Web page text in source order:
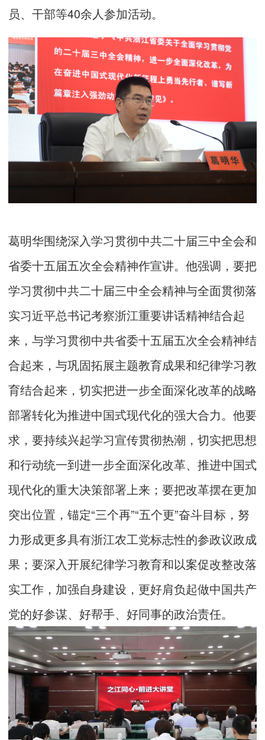
员、干部等40余人参加活动。
葛明华围绕深入学习贯彻中共二十届三中全会和
省委十五届五次全会精神作宣讲。他强调，要把
学习贯彻中共二十届三中全会精神与全面贯彻落
实习近平总书记考察浙江重要讲话精神结合起
来，与学习贯彻中共省委十五届五次全会精神结
合起来，与巩固拓展主题教育成果和纪律学习教
育结合起来，切实把进一步全面深化改革的战略
部署转化为推进中国式现代化的强大合力。他要
求，要持续兴起学习宣传贯彻热潮，切实把思想
和行动统一到进一步全面深化改革、推进中国式
现代化的重大决策部署上来；要把改革摆在更加
突出位置，锚定“三个再”“五个更”奋斗目标，努
力形成更多具有浙江农工党标志性的参政议政成
果；要深入开展纪律学习教育和以案促改整改落
实工作，加强自身建设，更好肩负起做中国共产
党的好参谋、好帮手、好同事的政治责任。